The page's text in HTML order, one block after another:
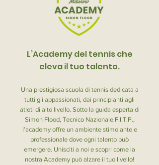
L’Academy del tennis che
eleva il tuo talento.
Una prestigiosa scuola di tennis dedicata a
tutti gli appassionati, dai principianti agli
atleti di alto livello. Sotto la guida esperta di
Simon Flood, Tecnico Nazionale F.I.T.P.,
l’academy offre un ambiente stimolante e
professionale dove ogni talento può
emergere. Unisciti a noi e scopri come la
nostra Academy può alzare il tuo livello!